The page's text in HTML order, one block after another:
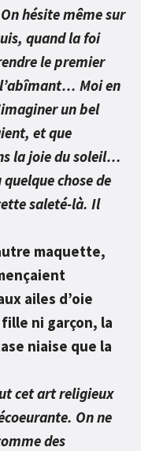
hésite même sur
quand la foi
le premier
Moi en
un bel
et que
la joie du soleil…
chose de
saleté-là. Il
maquette,
ailes d’oie
ni garçon, la
niaise que la
cet art religieux
On ne
des